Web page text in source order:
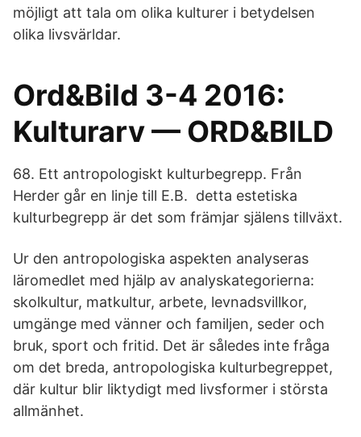
möjligt att tala om olika kulturer i betydelsen
olika livsvärldar.
Ord&Bild 3-4 2016:
Kulturarv — ORD&BILD
68. Ett antropologiskt kulturbegrepp. Från
Herder går en linje till E.B. detta estetiska
kulturbegrepp är det som främjar själens tillväxt.
Ur den antropologiska aspekten analyseras
läromedlet med hjälp av analyskategorierna:
skolkultur, matkultur, arbete, levnadsvillkor,
umgänge med vänner och familjen, seder och
bruk, sport och fritid. Det är således inte fråga
om det breda, antropologiska kulturbegreppet,
där kultur blir liktydigt med livsformer i största
allmänhet.